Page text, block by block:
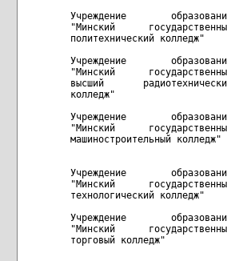
Учреждение
"Минский
политехнический колледж"
Учреждение
"Минский
высший
колледж"
Учреждение
"Минский
машиностроительный
Учреждение
"Минский
технологический колледж"
Учреждение
"Минский
торговый колледж"